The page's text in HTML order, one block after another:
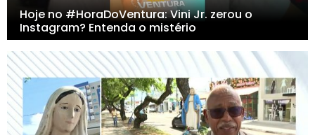
Hoje no #HoraDoVentura: Vini Jr. zerou o
Instagram? Entenda o mistério